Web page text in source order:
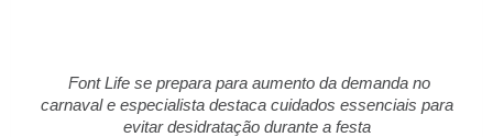
Font Life se prepara para aumento da demanda no
carnaval e especialista destaca cuidados essenciais para
evitar desidratação durante a festa